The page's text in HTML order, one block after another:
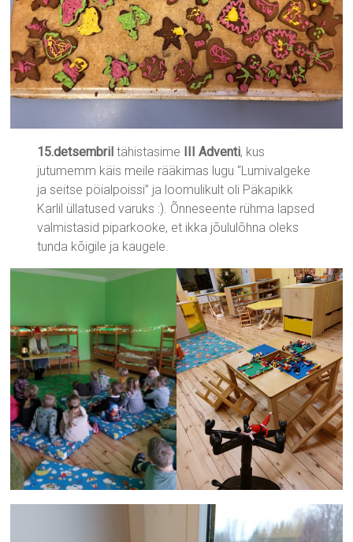
15.detsembril tähistasime III Adventi, kus
jutumemm käis meile rääkimas lugu “Lumivalgeke
ja seitse pöialpoissi” ja loomulikult oli Päkapikk
Karlil üllatused varuks :). Õnneseente rühma lapsed
valmistasid piparkooke, et ikka jõululõhna oleks
tunda kõigile ja kaugele.